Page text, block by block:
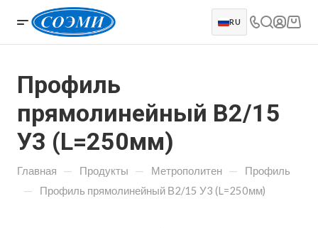
RU
Профиль
прямолинейный В2/15
У3 (L=250мм)
Главная — Продукты — Метрополитен — Профиль
— Профиль прямолинейный В2/15 У3 (L=250мм)